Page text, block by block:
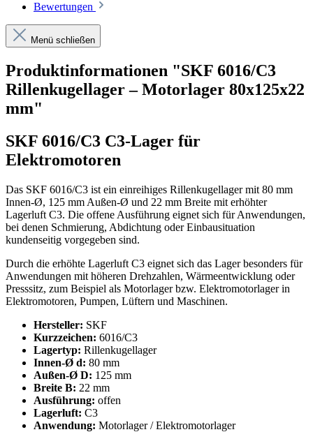
Bewertungen
Menü schließen
Produktinformationen "SKF 6016/C3
Rillenkugellager – Motorlager 80x125x22
mm"
SKF 6016/C3 C3-Lager für
Elektromotoren
Das SKF 6016/C3 ist ein einreihiges Rillenkugellager mit 80 mm
Innen-Ø, 125 mm Außen-Ø und 22 mm Breite mit erhöhter
Lagerluft C3. Die offene Ausführung eignet sich für Anwendungen,
bei denen Schmierung, Abdichtung oder Einbausituation
kundenseitig vorgegeben sind.
Durch die erhöhte Lagerluft C3 eignet sich das Lager besonders für
Anwendungen mit höheren Drehzahlen, Wärmeentwicklung oder
Presssitz, zum Beispiel als Motorlager bzw. Elektromotorlager in
Elektromotoren, Pumpen, Lüftern und Maschinen.
Hersteller: SKF
Kurzzeichen: 6016/C3
Lagertyp: Rillenkugellager
Innen-Ø d: 80 mm
Außen-Ø D: 125 mm
Breite B: 22 mm
Ausführung: offen
Lagerluft: C3
Anwendung: Motorlager / Elektromotorlager